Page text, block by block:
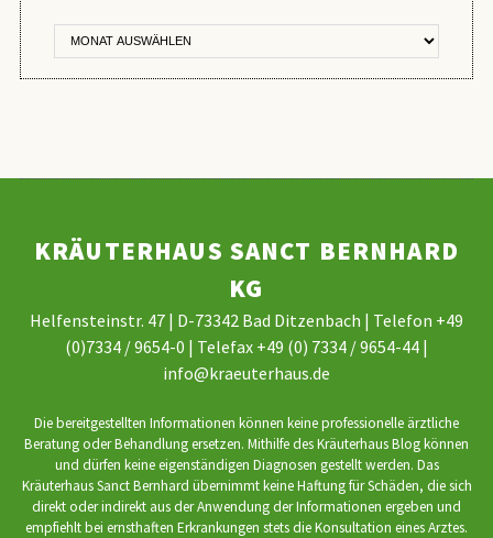
KRÄUTERHAUS SANCT BERNHARD
KG
Helfensteinstr. 47 | D-73342 Bad Ditzenbach | Telefon +49
(0)7334 / 9654-0 | Telefax +49 (0) 7334 / 9654-44 |
info@kraeuterhaus.de
Die bereitgestellten Informationen können keine professionelle ärztliche
Beratung oder Behandlung ersetzen. Mithilfe des Kräuterhaus Blog können
und dürfen keine eigenständigen Diagnosen gestellt werden. Das
Kräuterhaus Sanct Bernhard übernimmt keine Haftung für Schäden, die sich
direkt oder indirekt aus der Anwendung der Informationen ergeben und
empfiehlt bei ernsthaften Erkrankungen stets die Konsultation eines Arztes.